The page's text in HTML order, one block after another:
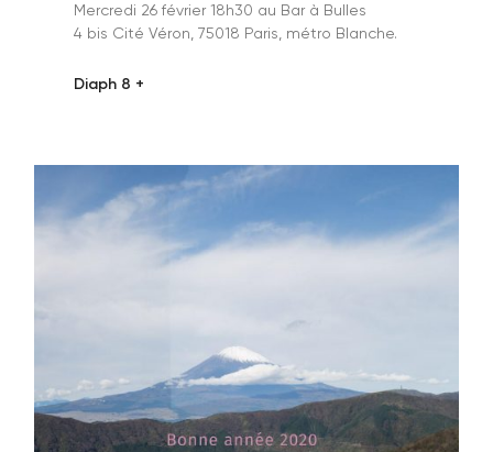
Mercredi 26 février 18h30 au Bar à Bulles
4 bis Cité Véron, 75018 Paris, métro Blanche.
Diaph 8 +